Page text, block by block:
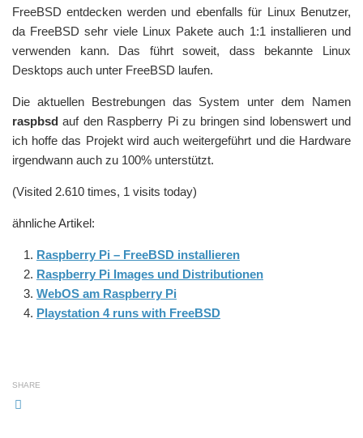
FreeBSD entdecken werden und ebenfalls für Linux Benutzer,
da FreeBSD sehr viele Linux Pakete auch 1:1 installieren und
verwenden kann. Das führt soweit, dass bekannte Linux
Desktops auch unter FreeBSD laufen.
Die aktuellen Bestrebungen das System unter dem Namen
raspbsd auf den Raspberry Pi zu bringen sind lobenswert und
ich hoffe das Projekt wird auch weitergeführt und die Hardware
irgendwann auch zu 100% unterstützt.
(Visited 2.610 times, 1 visits today)
ähnliche Artikel:
Raspberry Pi – FreeBSD installieren
Raspberry Pi Images und Distributionen
WebOS am Raspberry Pi
Playstation 4 runs with FreeBSD
SHARE